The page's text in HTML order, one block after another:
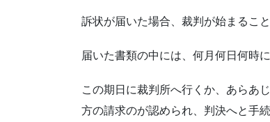
訴状が届いた場合、裁判が始まること
届いた書類の中には、何月何日何時
この期日に裁判所へ行くか、あらあ
方の請求のが認められ、判決へと手